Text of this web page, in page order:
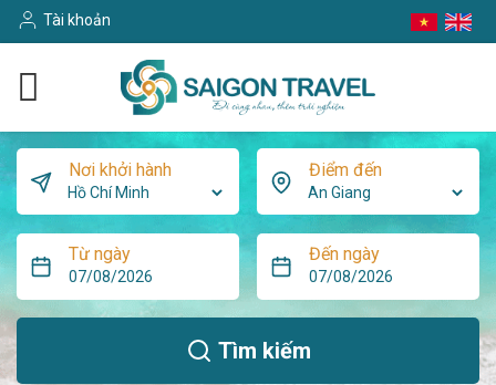
Tài khoản
Nơi khởi hành Điểm đến
Từ ngày Đến ngày
Tìm kiếm